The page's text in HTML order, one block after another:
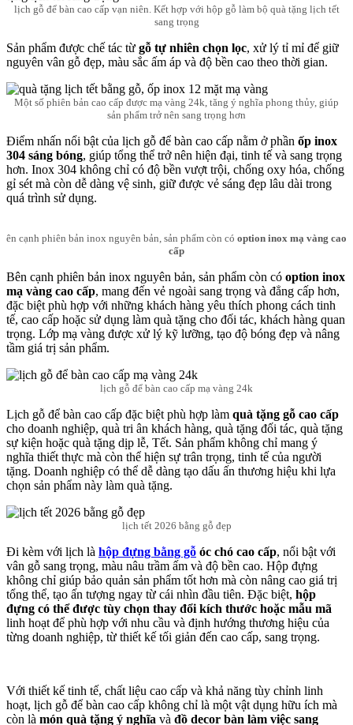
lịch gỗ để bàn cao cấp vạn niên. Kết hợp với hộp gỗ làm bộ quà tặng lịch tết
sang trọng
Sản phẩm được chế tác từ gỗ tự nhiên chọn lọc, xử lý tỉ mỉ để giữ
nguyên vân gỗ đẹp, màu sắc ấm áp và độ bền cao theo thời gian.
Một số phiên bản cao cấp được mạ vàng 24k, tăng ý nghĩa phong thủy, giúp
sản phẩm trở nên sang trọng hơn
Điểm nhấn nổi bật của lịch gỗ để bàn cao cấp nằm ở phần ốp inox
304 sáng bóng, giúp tổng thể trở nên hiện đại, tinh tế và sang trọng
hơn. Inox 304 không chỉ có độ bền vượt trội, chống oxy hóa, chống
gỉ sét mà còn dễ dàng vệ sinh, giữ được vẻ sáng đẹp lâu dài trong
quá trình sử dụng.
ên cạnh phiên bản inox nguyên bản, sản phẩm còn có option inox mạ vàng cao
cấp
Bên cạnh phiên bản inox nguyên bản, sản phẩm còn có option inox
mạ vàng cao cấp, mang đến vẻ ngoài sang trọng và đẳng cấp hơn,
đặc biệt phù hợp với những khách hàng yêu thích phong cách tinh
tế, cao cấp hoặc sử dụng làm quà tặng cho đối tác, khách hàng quan
trọng. Lớp mạ vàng được xử lý kỹ lưỡng, tạo độ bóng đẹp và nâng
tầm giá trị sản phẩm.
lịch gỗ để bàn cao cấp mạ vàng 24k
Lịch gỗ để bàn cao cấp đặc biệt phù hợp làm quà tặng gỗ cao cấp
cho doanh nghiệp, quà tri ân khách hàng, quà tặng đối tác, quà tặng
sự kiện hoặc quà tặng dịp lễ, Tết. Sản phẩm không chỉ mang ý
nghĩa thiết thực mà còn thể hiện sự trân trọng, tinh tế của người
tặng. Doanh nghiệp có thể dễ dàng tạo dấu ấn thương hiệu khi lựa
chọn sản phẩm này làm quà tặng.
lịch tết 2026 bằng gỗ đẹp
Đi kèm với lịch là hộp đựng bằng gỗ óc chó cao cấp, nổi bật với
vân gỗ sang trọng, màu nâu trầm ấm và độ bền cao. Hộp đựng
không chỉ giúp bảo quản sản phẩm tốt hơn mà còn nâng cao giá trị
tổng thể, tạo ấn tượng ngay từ cái nhìn đầu tiên. Đặc biệt, hộp
đựng có thể được tùy chọn thay đổi kích thước hoặc mẫu mã
linh hoạt để phù hợp với nhu cầu và định hướng thương hiệu của
từng doanh nghiệp, từ thiết kế tối giản đến cao cấp, sang trọng.
Với thiết kế tinh tế, chất liệu cao cấp và khả năng tùy chỉnh linh
hoạt, lịch gỗ để bàn cao cấp không chỉ là một vật dụng hữu ích mà
còn là món quà tặng ý nghĩa và đồ decor bàn làm việc sang